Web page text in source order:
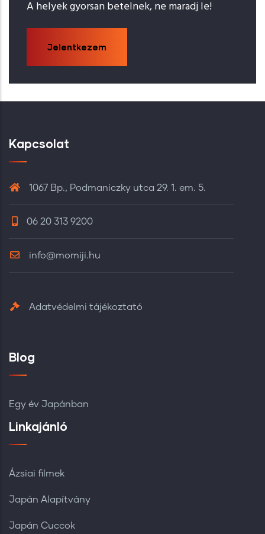
A helyek gyorsan betelnek, ne maradj le!
Jelentkezem
Kapcsolat
1067 Bp., Podmaniczky utca 29. 1. em. 5.
06 20 313 9200
info@momiji.hu
Adatvédelmi tájékoztató
Blog
Egy év Japánban
Linkajánló
Ázsiai filmek
Japán Alapítvány
Japán Cuccok